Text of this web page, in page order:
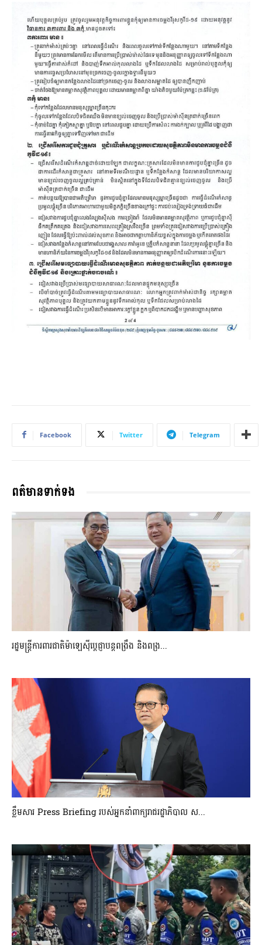
Facebook Twitter Telegram
ពត៌មានទាក់ទង
រដ្ឋមន្ត្រីការពារជាតិម៉ាឡេស៊ីប្ដេជ្ញាបន្តពង្រឹង និងពង្រ...
ខ្លឹមសារ Press Briefing របស់អ្នកនាំពាក្យរាជរដ្ឋាភិបាល ស...